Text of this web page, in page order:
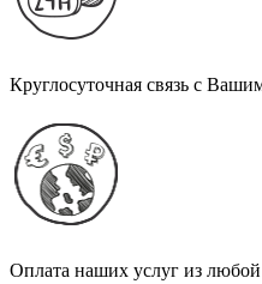
Круглосуточная связь с
Оплата наших услуг из